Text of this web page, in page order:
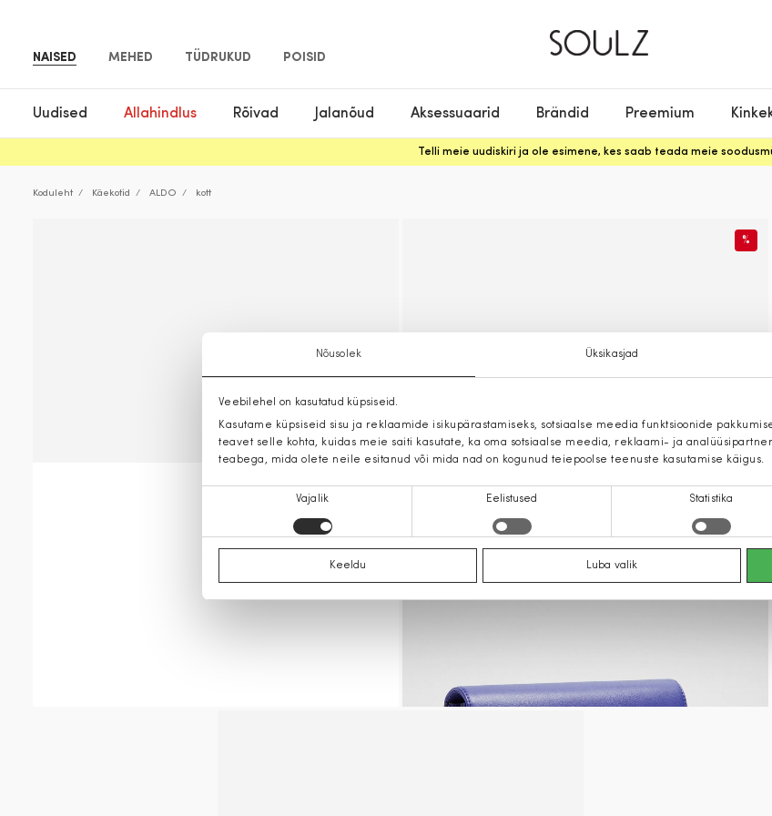
Nõusolek Üksikasjad
Veebilehel on kasutatud küpsiseid.
Kasutame küpsiseid sisu ja reklaamide isikupärastamiseks, sotsiaalse meedia funktsioonide
teavet selle kohta, kuidas meie saiti kasutate, ka oma sotsiaalse meedia, reklaami- ja
teabega, mida olete neile esitanud või mida nad on kogunud teiepoolse teenuste kasutamise käigus.
Vajalik Eelistused Statistika
Keeldu Luba valik
NAISED MEHED TÜDRUKUD POISID
Uudised Allahindlus Rõivad Jalanõud Aksessuaarid Brändid Preemium
Telli meie uudiskiri ja ole esimene, kes saab teada meie
Koduleht Käekotid ALDO kott
%